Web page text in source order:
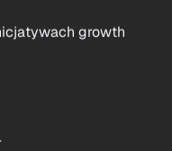
pytania i dowozi
na wyniki biznesowe,
growth